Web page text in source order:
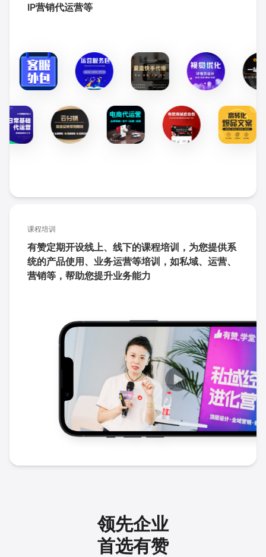
IP营销代运营等
课程培训
有赞定期开设线上、线下的课程培训，为您提供系
统的产品使用、业务运营等培训，如私域、运营、
营销等，帮助您提升业务能力
领先企业
首选有赞